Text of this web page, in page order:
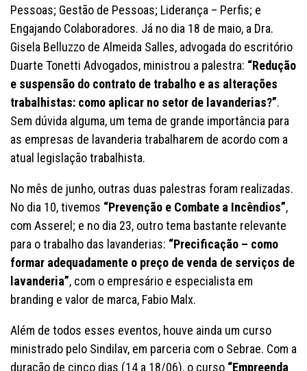
Pessoas; Gestão de Pessoas; Liderança – Perfis; e
Engajando Colaboradores. Já no dia 18 de maio, a Dra.
Gisela Belluzzo de Almeida Salles, advogada do escritório
Duarte Tonetti Advogados, ministrou a palestra: “Redução
e suspensão do contrato de trabalho e as alterações
trabalhistas: como aplicar no setor de lavanderias?”.
Sem dúvida alguma, um tema de grande importância para
as empresas de lavanderia trabalharem de acordo com a
atual legislação trabalhista.
No mês de junho, outras duas palestras foram realizadas.
No dia 10, tivemos “Prevenção e Combate a Incêndios”,
com Asserel; e no dia 23, outro tema bastante relevante
para o trabalho das lavanderias: “Precificação – como
formar adequadamente o preço de venda de serviços de
lavanderia”, com o empresário e especialista em
branding e valor de marca, Fabio Malx.
Além de todos esses eventos, houve ainda um curso
ministrado pelo Sindilav, em parceria com o Sebrae. Com a
duração de cinco dias (14 a 18/06), o curso “Empreenda